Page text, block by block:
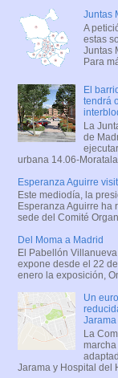
Juntas
A
estas
Juntas
Para
El
tendrá
La
de
urbana 14.06-
Esperanza Aguirre
Este mediodía, la
Esperanza Aguirre ha
sede del Comité
Del Moma a Madrid
El Pabellón
expone desde el 22
enero la exposición,
Un
La
Jarama y Hospital del